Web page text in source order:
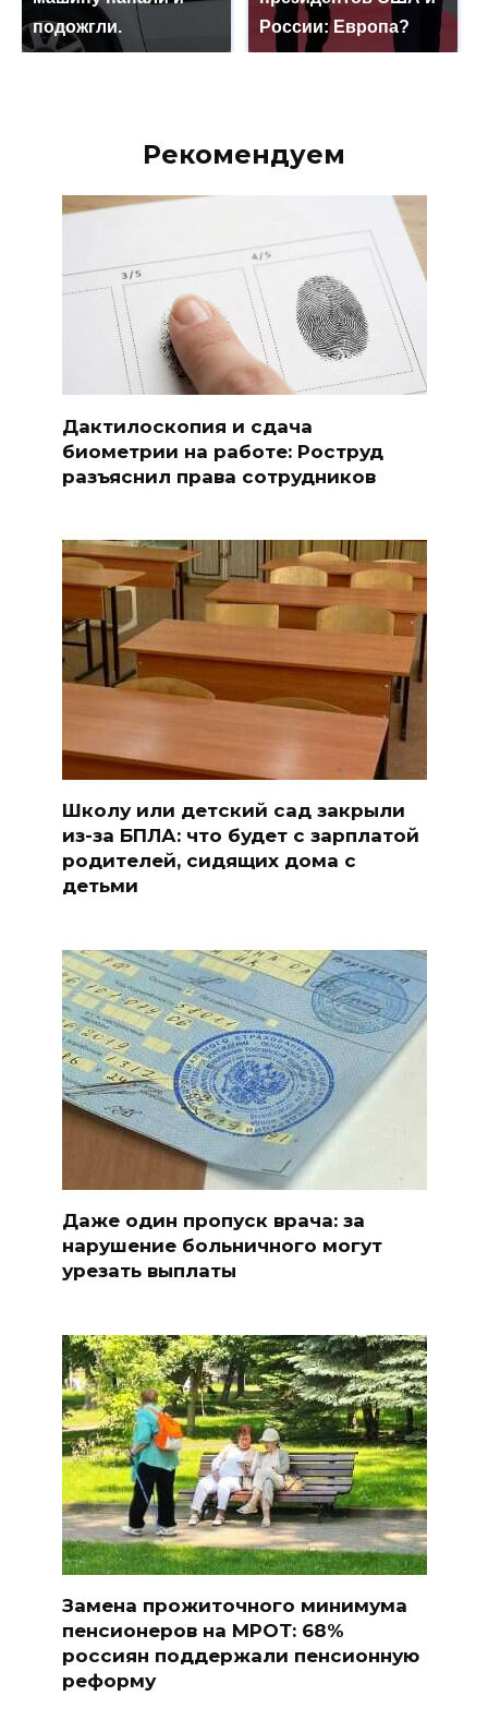
подожгли.
России: Европа?
Рекомендуем
Дактилоскопия и сдача
биометрии на работе: Роструд
разъяснил права сотрудников
Школу или детский сад закрыли
из-за БПЛА: что будет с зарплатой
родителей, сидящих дома с
детьми
Даже один пропуск врача: за
нарушение больничного могут
урезать выплаты
Замена прожиточного минимума
пенсионеров на МРОТ: 68%
россиян поддержали пенсионную
реформу